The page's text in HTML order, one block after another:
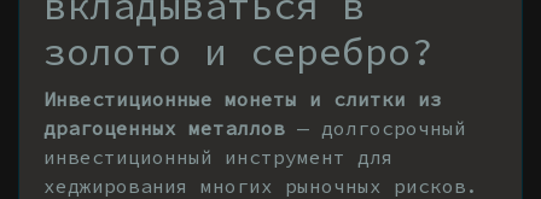
золото и серебро?
Инвестиционные монеты и слитки из
драгоценных металлов — долгосрочный
инвестиционный инструмент для
хеджирования многих рыночных рисков.